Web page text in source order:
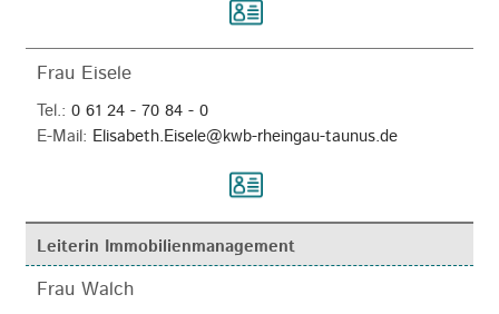
Frau Eisele
Tel.: 0 61 24 - 70 84 - 0
E-Mail: Elisabeth.Eisele@kwb-rheingau-taunus.de
Leiterin Immobilienmanagement
Frau Walch